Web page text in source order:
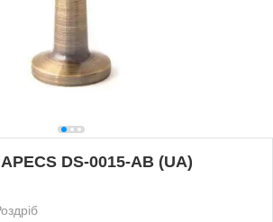
DS-0015-AB (UA)